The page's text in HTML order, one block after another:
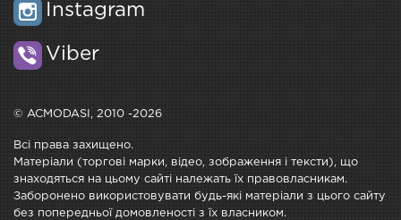
Instagram
Viber
© ACMODASI, 2010 -2026
Всі права захищено.
Матеріали (торгові марки, відео, зображення і тексти), що
знаходяться на цьому сайті належать їх правовласникам.
Заборонено використовувати будь-які матеріали з цього сайту
без попередньої домовленості з їх власником.